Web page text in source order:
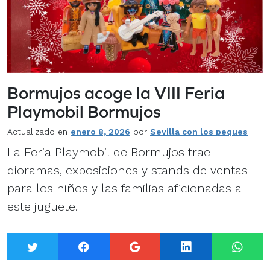
Bormujos acoge la VIII Feria
Playmobil Bormujos
Actualizado en enero 8, 2026 por Sevilla con los peques
La Feria Playmobil de Bormujos trae
dioramas, exposiciones y stands de ventas
para los niños y las familias aficionadas a
este juguete.
Twitter Facebook Google+ LinkedIn